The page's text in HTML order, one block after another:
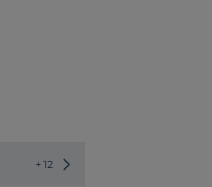
+ 12 Choisir une autre dimension